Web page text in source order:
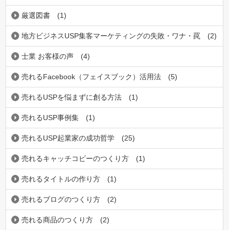
厳選図書 (1)
地方ビジネスUSP集客マーケティングの失敗・ワナ・罠 (2)
士業 お客様の声 (4)
売れるFacebook（フェイスブック）活用法 (5)
売れるUSPを悩まずに創る方法 (1)
売れるUSP事例集 (1)
売れるUSP起業家の成功哲学 (25)
売れるキャッチコビーのつくり方 (1)
売れるタイトルの作り方 (1)
売れるブログのつくり方 (2)
売れる商品のつくり方 (2)